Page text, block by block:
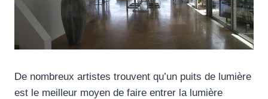
De nombreux artistes trouvent qu’un puits de lumière
est le meilleur moyen de faire entrer la lumière